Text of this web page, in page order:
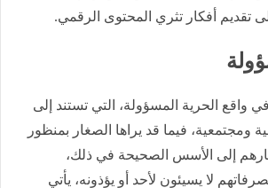
تقديم أفكار تثري المحتوى الرقمي.
واقع الحرية المسؤولة، التي تستند إلى
ومجتمعية، فيما قد يراها الصغار بمنظور
إلى الأسس الصحيحة في ذلك،
لا يسيئون لأحد أو يؤذونه، يأتي